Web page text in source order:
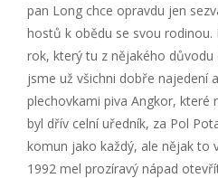
pan Long chce opravdu jen
hostů k obědu se svou
rok, který tu z nějakého důvodu
jsme už všichni dobře najedení
plechovkami piva Angkor, které
byl dřív celní uředník, za Pol
komun jako každý, ale nějak to
1992 mel prozíravý nápad